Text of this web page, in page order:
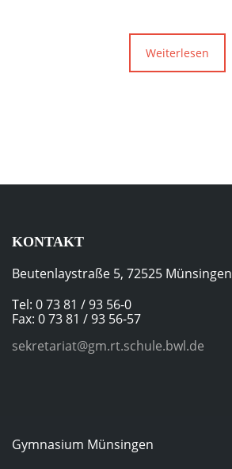
Weiterlesen
KONTAKT
Beutenlaystraße 5, 72525 Münsingen
Tel: 0 73 81 / 93 56-0
Fax: 0 73 81 / 93 56-57
sekretariat@gm.rt.schule.bwl.de
Gymnasium Münsingen